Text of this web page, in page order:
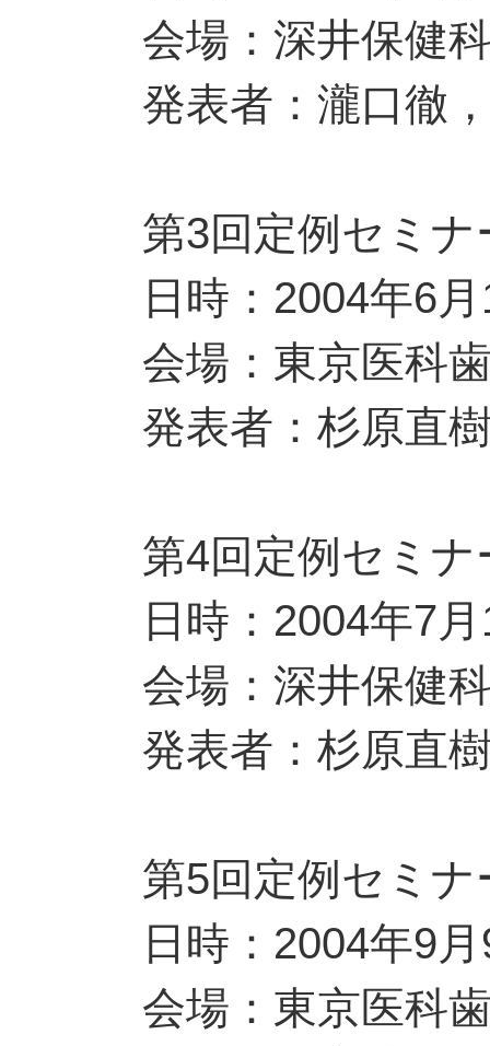
会場：深井保健
発表者：瀧口徹
第3回定例セミナ
日時：2004年6
会場：東京医科
発表者：杉原直
第4回定例セミナ
日時：2004年7
会場：深井保健
発表者：杉原直
第5回定例セミナ
日時：2004年9
会場：東京医科